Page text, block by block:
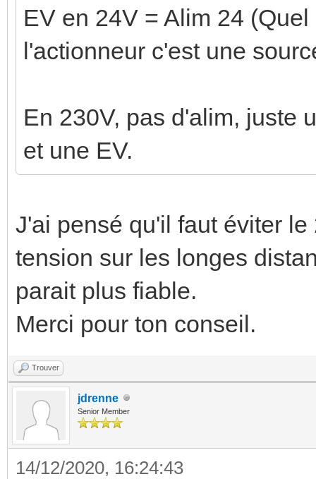
EV en 24V = Alim 24
l'actionneur c'est une
En 230V, pas d'alim, juste
et une EV.
J'ai pensé qu'il faut éviter
tension sur les longes
parait plus fiable.
Merci pour ton conseil.
Trouver
jdrenne
Senior Member
14/12/2020, 16:24:43